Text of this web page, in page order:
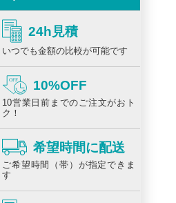
24h見積
いつでも金額の比較が可能です
10%OFF
10営業日前までのご注文がおト
ク！
希望時間に配送
ご希望時間（帯）が指定できま
す